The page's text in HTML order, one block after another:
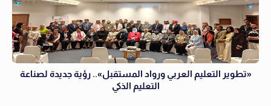
«تطوير التعليم العربي ورواد المستقبل».. رؤية جديدة لصناعة
التعليم الذكي